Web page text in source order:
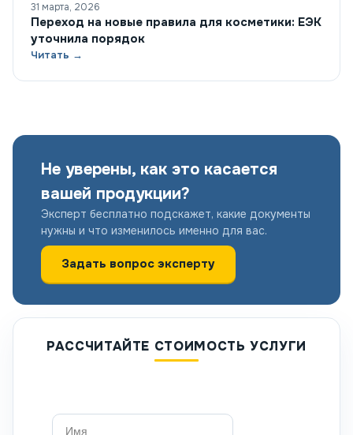
31 марта, 2026
Переход на новые правила для косметики: ЕЭК
уточнила порядок
Читать →
Не уверены, как это касается
вашей продукции?
Эксперт бесплатно подскажет, какие документы
нужны и что изменилось именно для вас.
Задать вопрос эксперту
РАССЧИТАЙТЕ СТОИМОСТЬ УСЛУГИ